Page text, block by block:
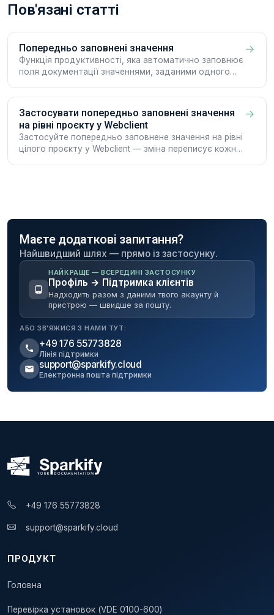
Пов'язані статті
Попередньо заповнені значення
Функція продуктивності, яка автоматично заповнює
поля документації значеннями, заданими одного
проєкту, на iOS, Android і у Webclient.
→
Застосувати попередньо заповнені значення
на рівні проєкту у Webclient
Застосуйте попередньо заповнене значення на рівні
цілого проєкту у Webclient — зміна переписує кожну
→
Маєте додаткові запитання?
Найшвидший шлях — прямо із застосунку.
НАЙКРАЩЕ — ВСЕРЕДИНІ ЗАСТОСУНКУ
Профіль → Підтримка клієнтів
Надходить разом з даними твого акаунту й
пристрою — швидше за пошту.
АБО ЗВ'ЯЖИСЯ З НАМИ ТУТ:
+49 176 55773828
Лінія підтримки
support@sparkify.cloud
Електронна пошта підтримки
+49 176 55773828
support@sparkify.cloud
ПРОДУКТ
Головна
Перевірка установок (VDE 0100-600)